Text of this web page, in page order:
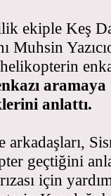
ekiple Keş
Muhsin
anlattı.
arkadaşları,
geçtiğini
için